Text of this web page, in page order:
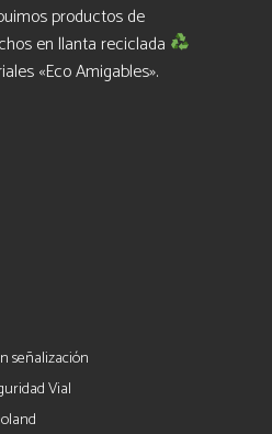
productos de
en llanta reciclada
«Eco Amigables».
señalización
Vial